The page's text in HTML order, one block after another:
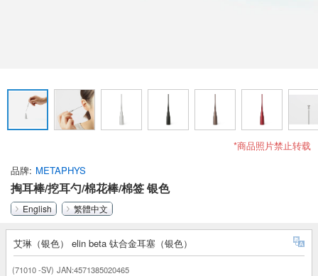
*商品照片禁止转载
品牌 METAPHYS
掏耳棒/挖耳勺/棉花棒/棉签 银色
English 繁體中文
艾琳（银色） elin beta 钛合金耳塞（银色）
(71010 -SV) JAN:4571385020465